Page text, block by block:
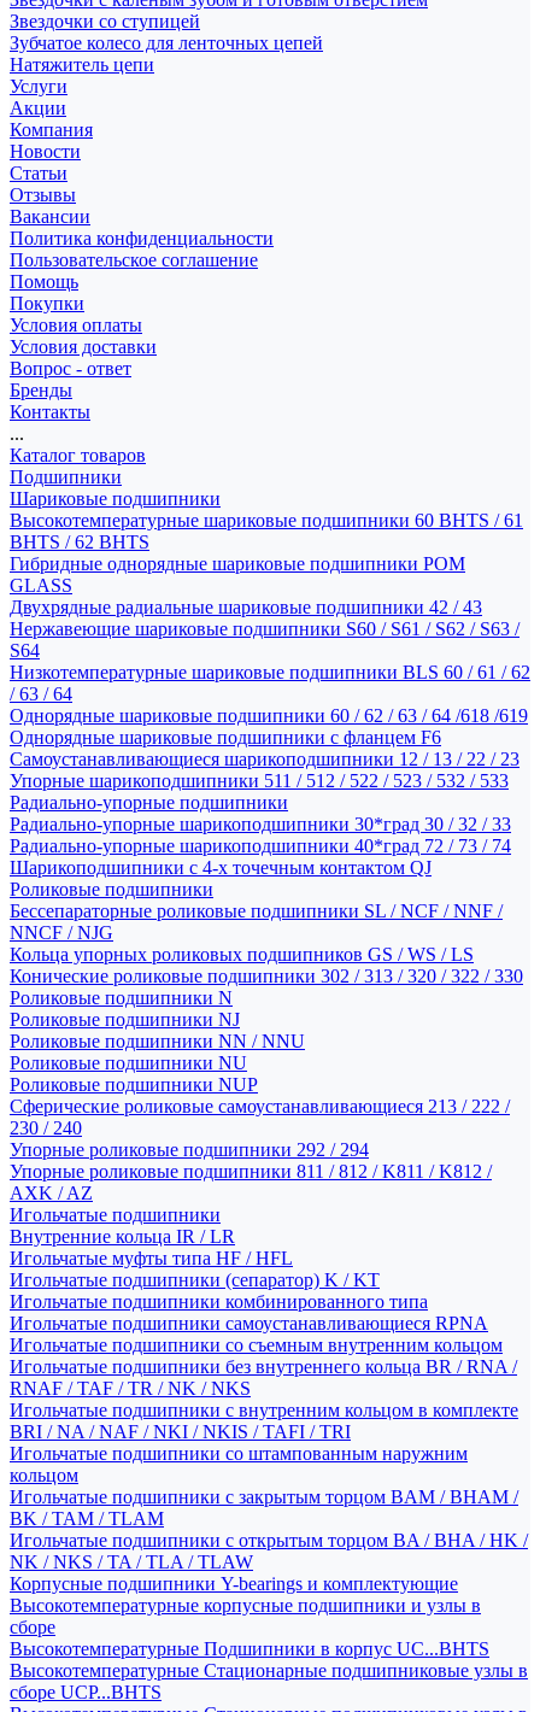
Звездочки со ступицей
Зубчатое колесо для ленточных цепей
Натяжитель цепи
Услуги
Акции
Компания
Новости
Статьи
Отзывы
Вакансии
Политика конфиденциальности
Пользовательское соглашение
Помощь
Покупки
Условия оплаты
Условия доставки
Вопрос - ответ
Бренды
Контакты
...
Каталог товаров
Подшипники
Шариковые подшипники
Высокотемпературные шариковые подшипники 60 BHTS / 61
BHTS / 62 BHTS
Гибридные однорядные шариковые подшипники POM
GLASS
Двухрядные радиальные шариковые подшипники 42 / 43
Нержавеющие шариковые подшипники S60 / S61 / S62 / S63 /
S64
Низкотемпературные шариковые подшипники BLS 60 / 61 / 62
/ 63 / 64
Однорядные шариковые подшипники 60 / 62 / 63 / 64 /618 /619
Однорядные шариковые подшипники с фланцем F6
Самоустанавливающиеся шарикоподшипники 12 / 13 / 22 / 23
Упорные шарикоподшипники 511 / 512 / 522 / 523 / 532 / 533
Радиально-упорные подшипники
Радиально-упорные шарикоподшипники 30*град 30 / 32 / 33
Радиально-упорные шарикоподшипники 40*град 72 / 73 / 74
Шарикоподшипники с 4-х точечным контактом QJ
Роликовые подшипники
Бессепараторные роликовые подшипники SL / NCF / NNF /
NNCF / NJG
Кольца упорных роликовых подшипников GS / WS / LS
Конические роликовые подшипники 302 / 313 / 320 / 322 / 330
Роликовые подшипники N
Роликовые подшипники NJ
Роликовые подшипники NN / NNU
Роликовые подшипники NU
Роликовые подшипники NUP
Сферические роликовые самоустанавливающиеся 213 / 222 /
230 / 240
Упорные роликовые подшипники 292 / 294
Упорные роликовые подшипники 811 / 812 / K811 / K812 /
AXK / AZ
Игольчатые подшипники
Внутренние кольца IR / LR
Игольчатые муфты типа HF / HFL
Игольчатые подшипники (сепаратор) K / KT
Игольчатые подшипники комбинированного типа
Игольчатые подшипники самоустанавливающиеся RPNA
Игольчатые подшипники со съемным внутренним кольцом
Игольчатые подшипники без внутреннего кольца BR / RNA /
RNAF / TAF / TR / NK / NKS
Игольчатые подшипники с внутренним кольцом в комплекте
BRI / NA / NAF / NKI / NKIS / TAFI / TRI
Игольчатые подшипники со штампованным наружним
кольцом
Игольчатые подшипники с закрытым торцом BAM / BHAM /
BK / TAM / TLAM
Игольчатые подшипники с открытым торцом BA / BHA / HK /
NK / NKS / TA / TLA / TLAW
Корпусные подшипники Y-bearings и комплектующие
Высокотемпературные корпусные подшипники и узлы в
сборе
Высокотемпературные Подшипники в корпус UC...BHTS
Высокотемпературные Стационарные подшипниковые узлы в
сборе UCP...BHTS